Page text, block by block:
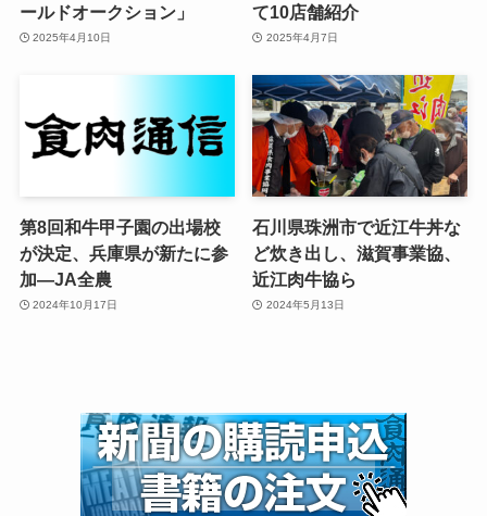
ールドオークション」
2025年4月10日
て10店舗紹介
2025年4月7日
第8回和牛甲子園の出場校
が決定、兵庫県が新たに参
加—JA全農
2024年10月17日
石川県珠洲市で近江牛丼な
ど炊き出し、滋賀事業協、
近江肉牛協ら
2024年5月13日